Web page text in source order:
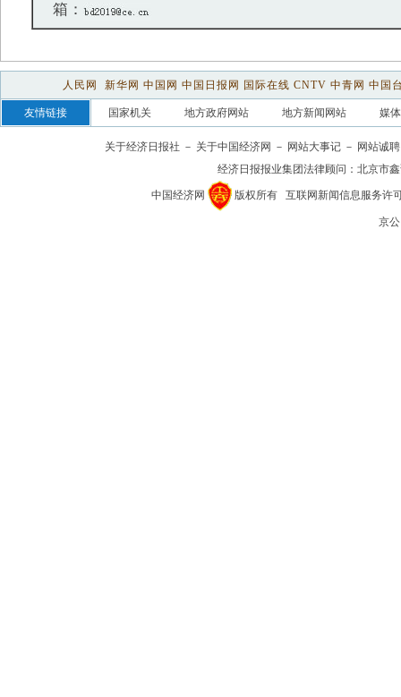
箱：
人民网 新华网 中国网 中国日报网 国际在线 CNTV 中青网 中国
友情链接 国家机关 地方政府网站 地方新闻网站 媒
关于经济日报社 － 关于中国经济网 － 网站大事记 － 网站诚聘
经济日报报业集团法律顾问： 北京市
中国经济网 版权所有 互联网新闻信息服务许
京